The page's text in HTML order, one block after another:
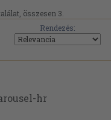
összesen 3.
Rendezés: